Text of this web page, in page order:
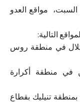
مواقع العدو
التالية:
في منطقة روس
في منطقة أكرارة
تنيليك بقطاع